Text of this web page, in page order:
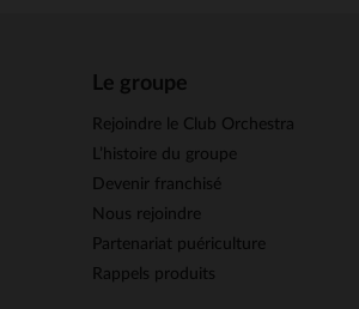
Le groupe
Rejoindre le Club Orchestra
L’histoire du groupe
Devenir franchisé
Nous rejoindre
Partenariat puériculture
Rappels produits